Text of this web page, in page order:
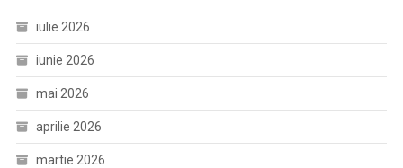
iulie 2026
iunie 2026
mai 2026
aprilie 2026
martie 2026